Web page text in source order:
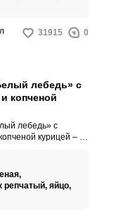
31915 0
лебедь» с
копченой
лебедь» с
курицей –
праздничного
семейного
репчатый, яйцо,